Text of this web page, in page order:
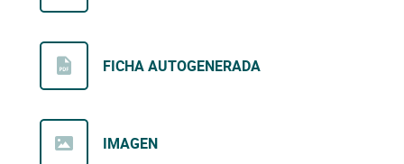
FICHA AUTOGENERADA
IMAGEN